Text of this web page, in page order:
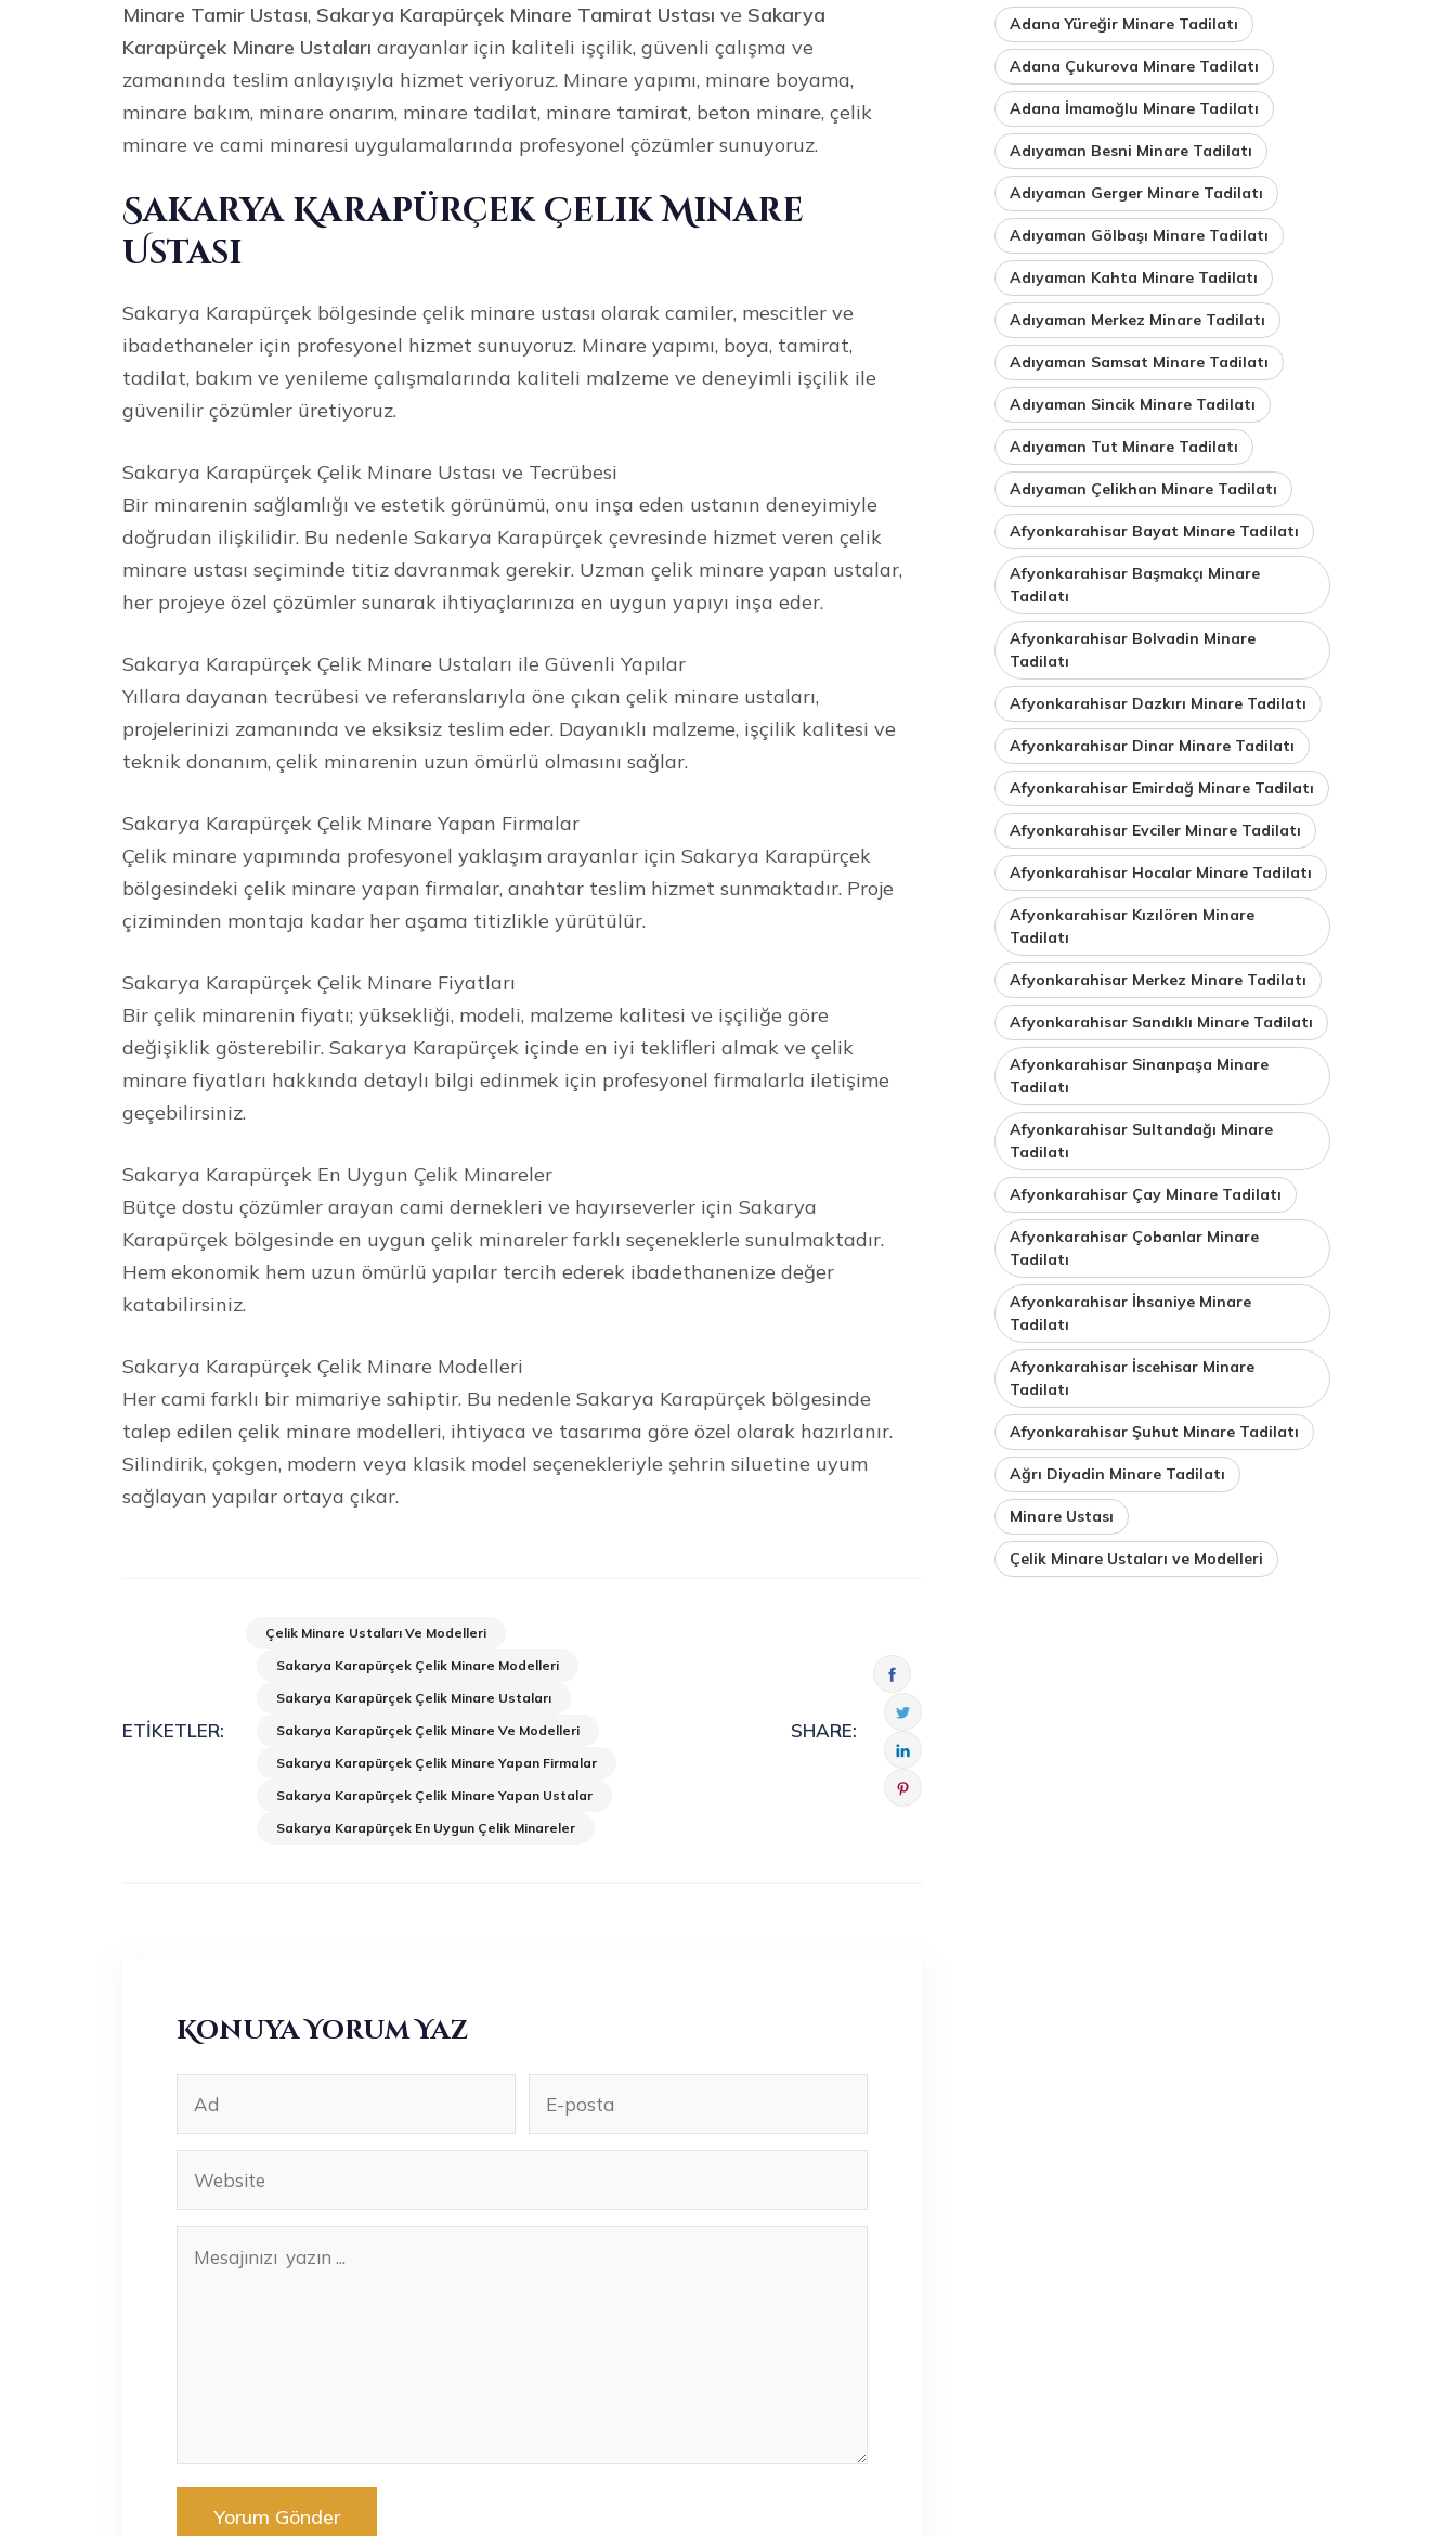
Minare Tamir Ustası, Sakarya Karapürçek Minare Tamirat Ustası ve Sakarya
Karapürçek Minare Ustaları arayanlar için kaliteli işçilik, güvenli çalışma ve
zamanında teslim anlayışıyla hizmet veriyoruz. Minare yapımı, minare boyama,
minare bakım, minare onarım, minare tadilat, minare tamirat, beton minare, çelik
minare ve cami minaresi uygulamalarında profesyonel çözümler sunuyoruz.
Sakarya Karapürçek Çelik Minare
Ustası
Sakarya Karapürçek bölgesinde çelik minare ustası olarak camiler, mescitler ve
ibadethaneler için profesyonel hizmet sunuyoruz. Minare yapımı, boya, tamirat,
tadilat, bakım ve yenileme çalışmalarında kaliteli malzeme ve deneyimli işçilik ile
güvenilir çözümler üretiyoruz.
Sakarya Karapürçek Çelik Minare Ustası ve Tecrübesi
Bir minarenin sağlamlığı ve estetik görünümü, onu inşa eden ustanın deneyimiyle
doğrudan ilişkilidir. Bu nedenle Sakarya Karapürçek çevresinde hizmet veren çelik
minare ustası seçiminde titiz davranmak gerekir. Uzman çelik minare yapan ustalar,
her projeye özel çözümler sunarak ihtiyaçlarınıza en uygun yapıyı inşa eder.
Sakarya Karapürçek Çelik Minare Ustaları ile Güvenli Yapılar
Yıllara dayanan tecrübesi ve referanslarıyla öne çıkan çelik minare ustaları,
projelerinizi zamanında ve eksiksiz teslim eder. Dayanıklı malzeme, işçilik kalitesi ve
teknik donanım, çelik minarenin uzun ömürlü olmasını sağlar.
Sakarya Karapürçek Çelik Minare Yapan Firmalar
Çelik minare yapımında profesyonel yaklaşım arayanlar için Sakarya Karapürçek
bölgesindeki çelik minare yapan firmalar, anahtar teslim hizmet sunmaktadır. Proje
çiziminden montaja kadar her aşama titizlikle yürütülür.
Sakarya Karapürçek Çelik Minare Fiyatları
Bir çelik minarenin fiyatı; yüksekliği, modeli, malzeme kalitesi ve işçiliğe göre
değişiklik gösterebilir. Sakarya Karapürçek içinde en iyi teklifleri almak ve çelik
minare fiyatları hakkında detaylı bilgi edinmek için profesyonel firmalarla iletişime
geçebilirsiniz.
Sakarya Karapürçek En Uygun Çelik Minareler
Bütçe dostu çözümler arayan cami dernekleri ve hayırseverler için Sakarya
Karapürçek bölgesinde en uygun çelik minareler farklı seçeneklerle sunulmaktadır.
Hem ekonomik hem uzun ömürlü yapılar tercih ederek ibadethanenize değer
katabilirsiniz.
Sakarya Karapürçek Çelik Minare Modelleri
Her cami farklı bir mimariye sahiptir. Bu nedenle Sakarya Karapürçek bölgesinde
talep edilen çelik minare modelleri, ihtiyaca ve tasarıma göre özel olarak hazırlanır.
Silindirik, çokgen, modern veya klasik model seçenekleriyle şehrin siluetine uyum
sağlayan yapılar ortaya çıkar.
ETIKETLER:
Çelik Minare Ustaları Ve Modelleri
Sakarya Karapürçek Çelik Minare Modelleri
Sakarya Karapürçek Çelik Minare Ustaları
Sakarya Karapürçek Çelik Minare Ve Modelleri
Sakarya Karapürçek Çelik Minare Yapan Firmalar
Sakarya Karapürçek Çelik Minare Yapan Ustalar
Sakarya Karapürçek En Uygun Çelik Minareler
SHARE:
Konuya Yorum Yaz
Adana Yüreğir Minare Tadilatı
Adana Çukurova Minare Tadilatı
Adana İmamoğlu Minare Tadilatı
Adıyaman Besni Minare Tadilatı
Adıyaman Gerger Minare Tadilatı
Adıyaman Gölbaşı Minare Tadilatı
Adıyaman Kahta Minare Tadilatı
Adıyaman Merkez Minare Tadilatı
Adıyaman Samsat Minare Tadilatı
Adıyaman Sincik Minare Tadilatı
Adıyaman Tut Minare Tadilatı
Adıyaman Çelikhan Minare Tadilatı
Afyonkarahisar Bayat Minare Tadilatı
Afyonkarahisar Başmakçı Minare
Tadilatı
Afyonkarahisar Bolvadin Minare
Tadilatı
Afyonkarahisar Dazkırı Minare Tadilatı
Afyonkarahisar Dinar Minare Tadilatı
Afyonkarahisar Emirdağ Minare Tadilatı
Afyonkarahisar Evciler Minare Tadilatı
Afyonkarahisar Hocalar Minare Tadilatı
Afyonkarahisar Kızılören Minare
Tadilatı
Afyonkarahisar Merkez Minare Tadilatı
Afyonkarahisar Sandıklı Minare Tadilatı
Afyonkarahisar Sinanpaşa Minare
Tadilatı
Afyonkarahisar Sultandağı Minare
Tadilatı
Afyonkarahisar Çay Minare Tadilatı
Afyonkarahisar Çobanlar Minare
Tadilatı
Afyonkarahisar İhsaniye Minare
Tadilatı
Afyonkarahisar İscehisar Minare
Tadilatı
Afyonkarahisar Şuhut Minare Tadilatı
Ağrı Diyadin Minare Tadilatı
Minare Ustası
Çelik Minare Ustaları ve Modelleri